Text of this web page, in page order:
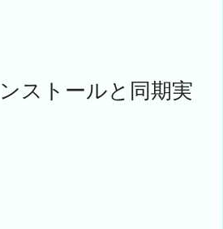
ストールと同期実